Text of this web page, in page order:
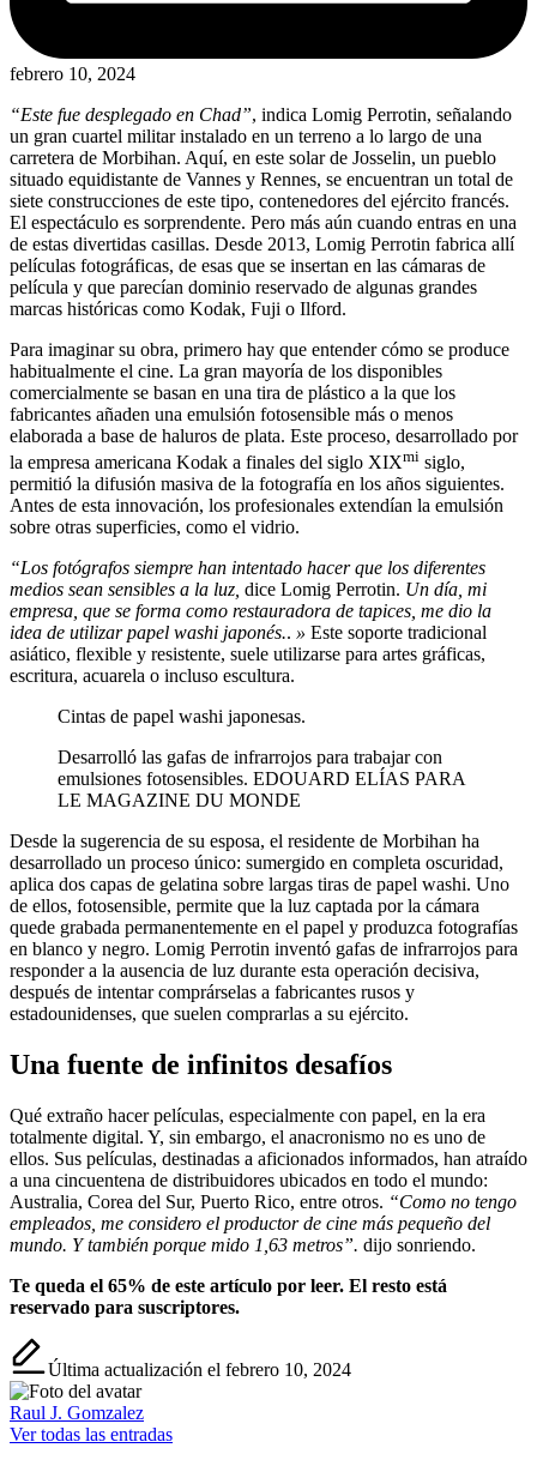
febrero 10, 2024
“Este fue desplegado en Chad”, indica Lomig Perrotin, señalando
un gran cuartel militar instalado en un terreno a lo largo de una
carretera de Morbihan. Aquí, en este solar de Josselin, un pueblo
situado equidistante de Vannes y Rennes, se encuentran un total de
siete construcciones de este tipo, contenedores del ejército francés.
El espectáculo es sorprendente. Pero más aún cuando entras en una
de estas divertidas casillas. Desde 2013, Lomig Perrotin fabrica allí
películas fotográficas, de esas que se insertan en las cámaras de
película y que parecían dominio reservado de algunas grandes
marcas históricas como Kodak, Fuji o Ilford.
Para imaginar su obra, primero hay que entender cómo se produce
habitualmente el cine. La gran mayoría de los disponibles
comercialmente se basan en una tira de plástico a la que los
fabricantes añaden una emulsión fotosensible más o menos
elaborada a base de haluros de plata. Este proceso, desarrollado por
la empresa americana Kodak a finales del siglo XIXmi siglo,
permitió la difusión masiva de la fotografía en los años siguientes.
Antes de esta innovación, los profesionales extendían la emulsión
sobre otras superficies, como el vidrio.
“Los fotógrafos siempre han intentado hacer que los diferentes
medios sean sensibles a la luz, dice Lomig Perrotin. Un día, mi
empresa, que se forma como restauradora de tapices, me dio la
idea de utilizar papel washi japonés.. » Este soporte tradicional
asiático, flexible y resistente, suele utilizarse para artes gráficas,
escritura, acuarela o incluso escultura.
Cintas de papel washi japonesas.
Desarrolló las gafas de infrarrojos para trabajar con
emulsiones fotosensibles. EDOUARD ELÍAS PARA
LE MAGAZINE DU MONDE
Desde la sugerencia de su esposa, el residente de Morbihan ha
desarrollado un proceso único: sumergido en completa oscuridad,
aplica dos capas de gelatina sobre largas tiras de papel washi. Uno
de ellos, fotosensible, permite que la luz captada por la cámara
quede grabada permanentemente en el papel y produzca fotografías
en blanco y negro. Lomig Perrotin inventó gafas de infrarrojos para
responder a la ausencia de luz durante esta operación decisiva,
después de intentar comprárselas a fabricantes rusos y
estadounidenses, que suelen comprarlas a su ejército.
Una fuente de infinitos desafíos
Qué extraño hacer películas, especialmente con papel, en la era
totalmente digital. Y, sin embargo, el anacronismo no es uno de
ellos. Sus películas, destinadas a aficionados informados, han atraído
a una cincuentena de distribuidores ubicados en todo el mundo:
Australia, Corea del Sur, Puerto Rico, entre otros. “Como no tengo
empleados, me considero el productor de cine más pequeño del
mundo. Y también porque mido 1,63 metros”. dijo sonriendo.
Te queda el 65% de este artículo por leer. El resto está
reservado para suscriptores.
Última actualización el febrero 10, 2024
Raul J. Gomzalez
Ver todas las entradas